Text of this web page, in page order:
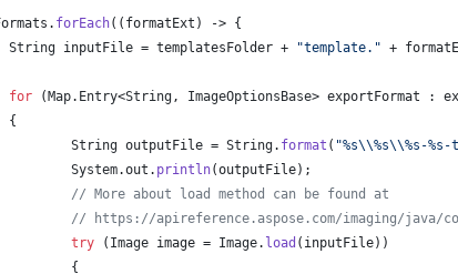
. forEach(( formatExt ) -> {
String inputFile = templatesFolder + "template." +
for ( Map. Entry<String, ImageOptionsBase> exportFormat :
	{
String outputFile = String. format ( "%s\\%s\\%s-%s-
System.out . println(outputFile);
// More about load method can be found at
// https://apireference.aspose.com/imaging/java/
try ( Image image = Image. load ( inputFile))
		{